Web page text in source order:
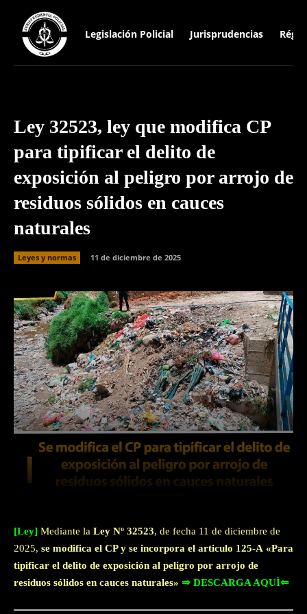
Legislación Policial Jurisprudencias
Ley 32523, ley que modifica CP
para tipificar el delito de
exposición al peligro por arrojo de
residuos sólidos en cauces
naturales
Leyes y normas 11 de diciembre de 2025
Facebook Twitter WhatsApp
[Ley] Mediante la Ley Nº 32523, de fecha 11 de diciembre de
2025, se modifica el CP y se incorpora el articulo 125-A «Para
tipificar el delito de exposición al peligro por arrojo de
residuos sólidos en cauces naturales» ⇒ DESCARGA AQUÌ⇐